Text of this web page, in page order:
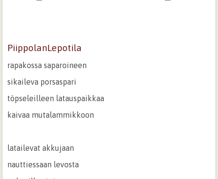
PiippolanLepotila
rapakossa saparoineen
sikaileva porsaspari
töpseleilleen latauspaikkaa
kaivaa mutalammikkoon
latailevat akkujaan
nauttiessaan levosta